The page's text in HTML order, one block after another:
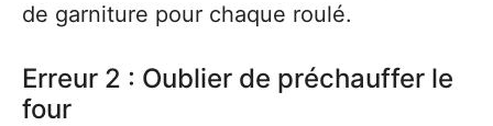
de garniture pour chaque roulé.
Erreur 2 : Oublier de préchauffer le
four